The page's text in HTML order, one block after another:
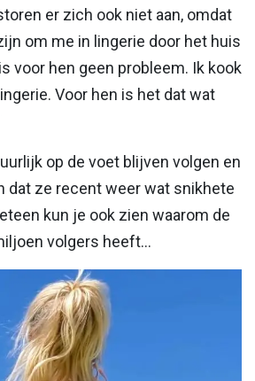
er zich ook niet aan, omdat
om me in lingerie door het huis
voor hen geen probleem. Ik kook
Voor hen is het dat wat
op de voet blijven volgen en
dat ze recent weer wat snikhete
kun je ook zien waarom de
volgers heeft...